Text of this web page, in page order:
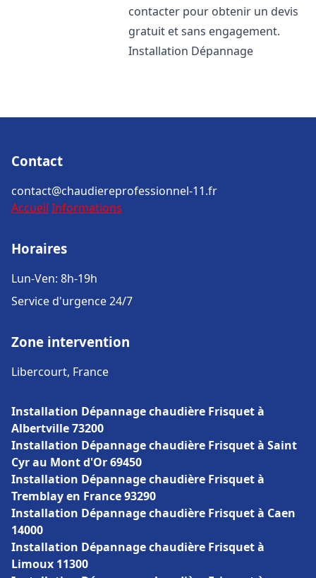
contacter pour obtenir un devis
gratuit et sans engagement.
Installation Dépannage
Contact
contact@chaudiereprofessionnel-11.fr
Accueil Informations
Horaires
Lun-Ven: 8h-19h
Service d'urgence 24/7
Zone intervention
Libercourt, France
Installation Dépannage chaudière Frisquet à
Albertville 73200
Installation Dépannage chaudière Frisquet à Saint
Cyr au Mont d'Or 69450
Installation Dépannage chaudière Frisquet à
Tremblay en France 93290
Installation Dépannage chaudière Frisquet à Caen
14000
Installation Dépannage chaudière Frisquet à
Limoux 11300